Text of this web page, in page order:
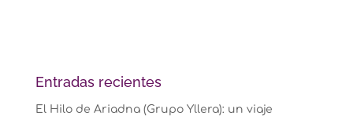
Entradas recientes
El Hilo de Ariadna (Grupo Yllera): un viaje